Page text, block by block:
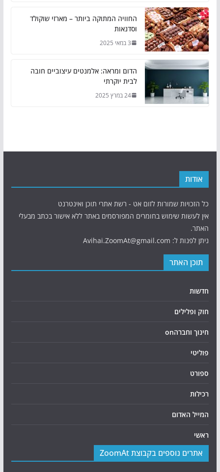
החוויה המתוקה ביותר – מארזי שוקולד
וסדנאות
3 במאי 2025
הדום ומראה: אלמנטים עיצוביים חובה
לבית יוקרתי
24 במרץ 2025
אודות
כל הזכויות שמורות לזום אט - רשת אתרי תוכן ואינטרנט
אין לעשות שימוש בחומרים המפורסמים באתר ללא אישור בכתב מבעלי
האתר.
ניתן לפנות ל: Avihai.ZoomAt@gmail.com
תוכן האתר
חדשות
חוק ופלילים
חינוך וחברהon
פוליטי
ספורט
רכילות
המייל האדום
ראשי
אתרים נוספים בקבוצת ZoomAt